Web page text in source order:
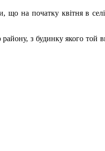
що на початку квітня в
району, з будинку якого той